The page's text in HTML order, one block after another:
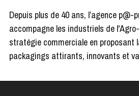
Depuis plus de 40 ans, l’agence p@-
accompagne les industriels de
stratégie commerciale en proposant
packagings attirants, innovants et